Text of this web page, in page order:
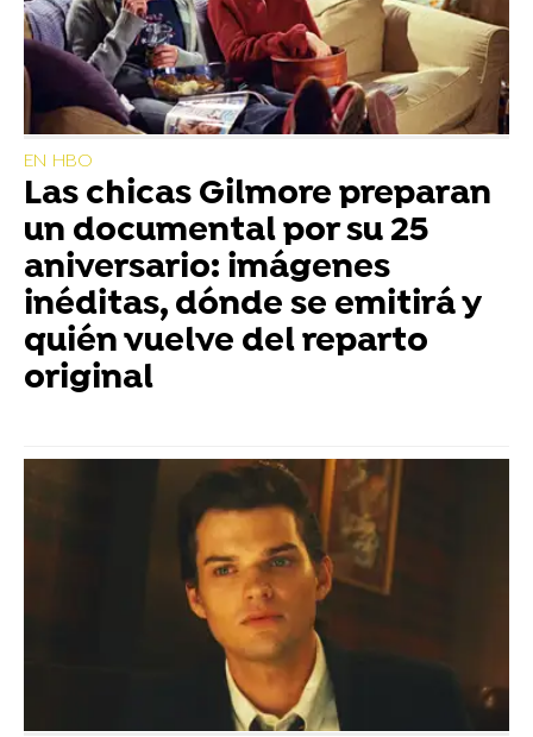
EN HBO
Las chicas Gilmore preparan
un documental por su 25
aniversario: imágenes
inéditas, dónde se emitirá y
quién vuelve del reparto
original